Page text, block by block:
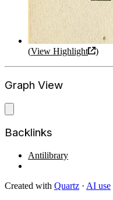
(View Highlight )
Graph View
Backlinks
Antilibrary
Created with Quartz · AI use